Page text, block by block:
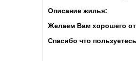
Описание жилья:
Желаем Вам хорошего
Спасибо что